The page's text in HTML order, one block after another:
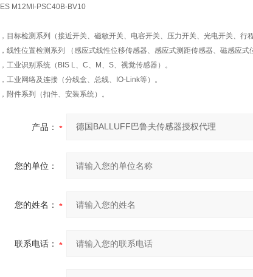
M12MI-PSC40B-BV10
目标检测系列（接近开关、磁敏开关、电容开关、压力开关、光电开关、行
线性位置检测系列 （感应式线性位移传感器、感应式测距传感器、磁感应式
工业识别系统（BIS L、C、M、S、视觉传感器）。
工业网络及连接（分线盒、总线、IO-Link等）。
附件系列（扣件、安装系统）。
产品：
您的单位：
您的姓名：
联系电话：